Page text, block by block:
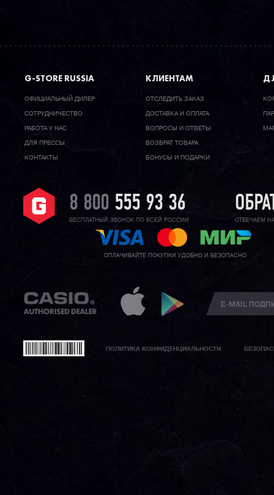
G-STORE RUSSIA
ОФИЦИАЛЬНЫЙ ДИЛЕР
CОТРУДНИЧЕСТВО
РАБОТА У НАС
ДЛЯ ПРЕССЫ
КОНТАКТЫ
КЛИЕНТАМ
ОТСЛЕДИТЬ ЗАКАЗ
ДОСТАВКА И ОПЛАТА
ВОПРОСЫ И ОТВЕТЫ
ВОЗВРАТ ТОВАРА
БОНУСЫ И ПОДАРКИ
8 800 555 93 36
БЕСПЛАТНЫЙ ЗВОНОК ПО ВСЕЙ РОССИИ ОТВЕЧАЕМ
ОПЛАЧИВАЙТЕ ПОКУПКИ УДОБНО И БЕЗОПАСНО
ПОЛИТИКА КОНФИДЕНЦИАЛЬНОСТИ